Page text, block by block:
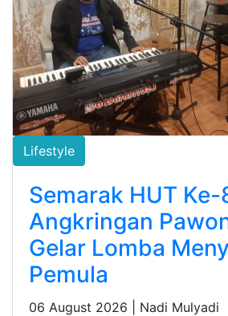
Lifestyle
Semarak HUT Ke-
Angkringan
Gelar Lomba
Pemula
06 August 2026 | Nadi Mulyadi